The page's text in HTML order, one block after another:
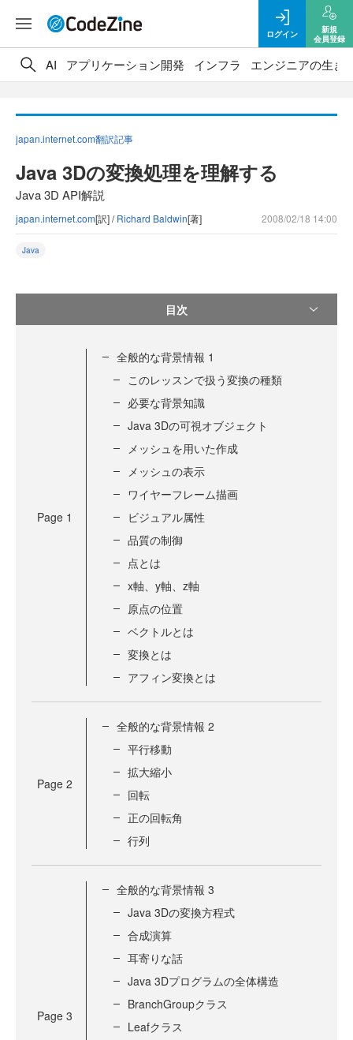
ログイン
新規
会員登録
AI アプリケーション開発 インフラ エンジニアの生き
japan.internet.com翻訳記事
Java 3Dの変換処理を理解する
Java 3D API解説
japan.internet.com[訳] /Richard Baldwin[著] 2008/02/18 14:00
Java
目次
Page 1
全般的な背景情報 1
このレッスンで扱う変換の種類
必要な背景知識
Java 3Dの可視オブジェクト
メッシュを用いた作成
メッシュの表示
ワイヤーフレーム描画
ビジュアル属性
品質の制御
点とは
x軸、y軸、z軸
原点の位置
ベクトルとは
変換とは
アフィン変換とは
Page 2
全般的な背景情報 2
平行移動
拡大縮小
回転
正の回転角
行列
Page 3
全般的な背景情報 3
Java 3Dの変換方程式
合成演算
耳寄りな話
Java 3Dプログラムの全体構造
BranchGroupクラス
Leafクラス